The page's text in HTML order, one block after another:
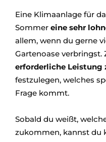
Eine Klimaanlage für
Sommer eine sehr
allem, wenn du gerne
Gartenoase verbringst.
erforderliche Leistung
festzulegen, welches
Frage kommt.
Sobald du weißt,
zukommen, kannst du